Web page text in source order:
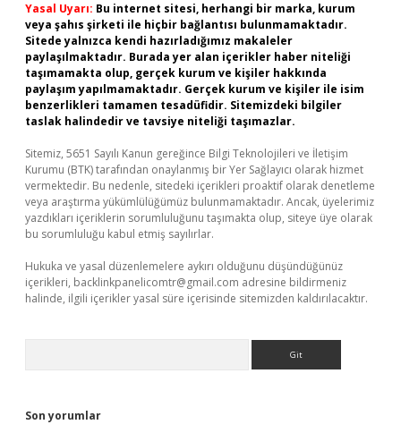
Yasal Uyarı: Bu internet sitesi, herhangi bir marka, kurum
veya şahıs şirketi ile hiçbir bağlantısı bulunmamaktadır.
Sitede yalnızca kendi hazırladığımız makaleler
paylaşılmaktadır. Burada yer alan içerikler haber niteliği
taşımamakta olup, gerçek kurum ve kişiler hakkında
paylaşım yapılmamaktadır. Gerçek kurum ve kişiler ile isim
benzerlikleri tamamen tesadüfidir. Sitemizdeki bilgiler
taslak halindedir ve tavsiye niteliği taşımazlar.
Sitemiz, 5651 Sayılı Kanun gereğince Bilgi Teknolojileri ve İletişim
Kurumu (BTK) tarafından onaylanmış bir Yer Sağlayıcı olarak hizmet
vermektedir. Bu nedenle, sitedeki içerikleri proaktif olarak denetleme
veya araştırma yükümlülüğümüz bulunmamaktadır. Ancak, üyelerimiz
yazdıkları içeriklerin sorumluluğunu taşımakta olup, siteye üye olarak
bu sorumluluğu kabul etmiş sayılırlar.
Hukuka ve yasal düzenlemelere aykırı olduğunu düşündüğünüz
içerikleri, backlinkpanelicomtr@gmail.com adresine bildirmeniz
halinde, ilgili içerikler yasal süre içerisinde sitemizden kaldırılacaktır.
Son yorumlar